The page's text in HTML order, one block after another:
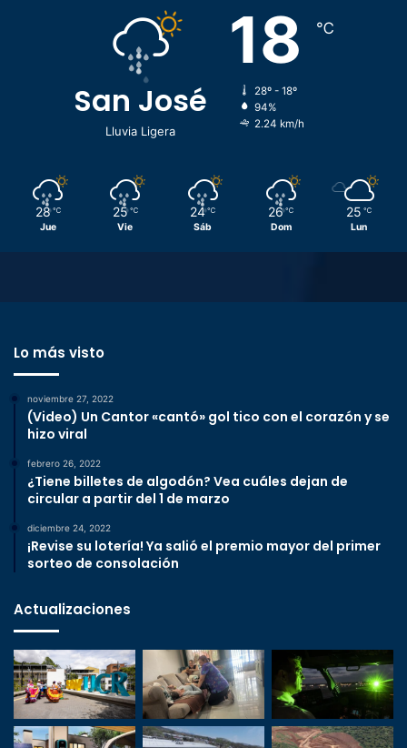
San José
Lluvia Ligera
18 ℃
28º - 18º
94%
2.24 km/h
28 ℃
Jue
25 ℃
Vie
24 ℃
Sáb
26 ℃
Dom
25 ℃
Lun
Lo más visto
noviembre 27, 2022
(Video) Un Cantor «cantó» gol tico con el corazón y se
hizo viral
febrero 26, 2022
¿Tiene billetes de algodón? Vea cuáles dejan de
circular a partir del 1 de marzo
diciembre 24, 2022
¡Revise su lotería! Ya salió el premio mayor del primer
sorteo de consolación
Actualizaciones